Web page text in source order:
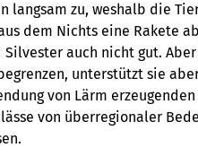
langsam zu, weshalb die
dem Nichts eine Rakete
Silvester auch nicht gut.
unterstützt sie
von Lärm
von überregionaler